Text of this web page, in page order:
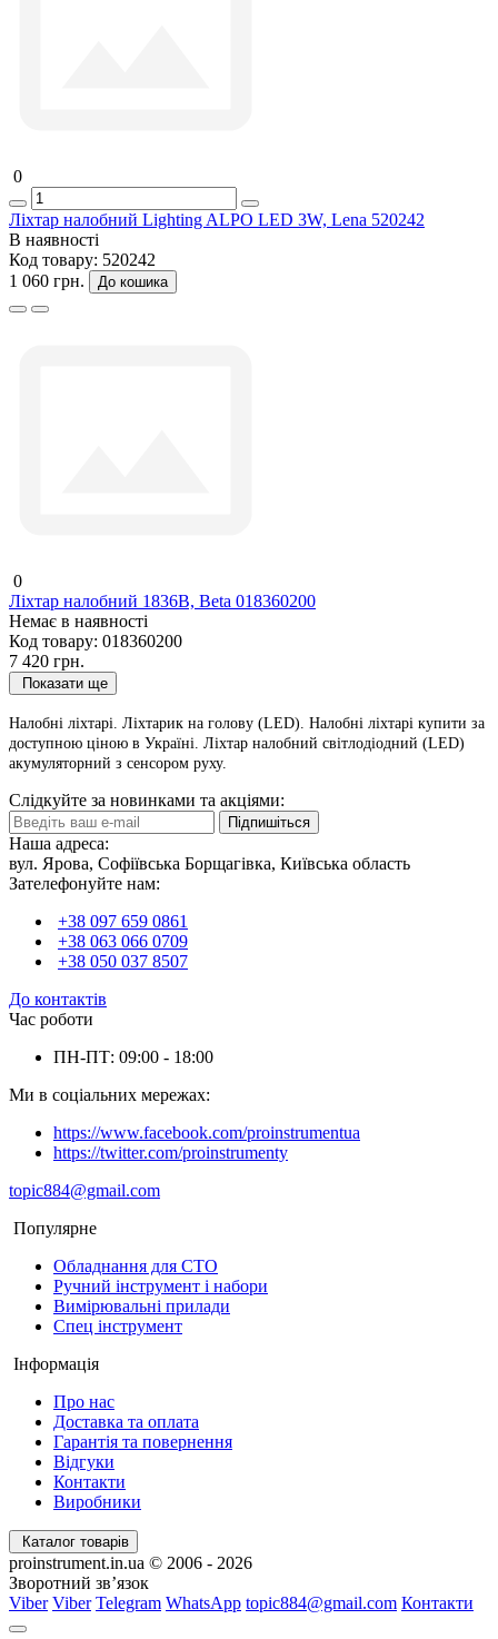
0
Ліхтар налобний Lighting ALPO LED 3W, Lena 520242
В наявності
Код товару: 520242
1 060 грн.
До кошика
0
Ліхтар налобний 1836B, Beta 018360200
Немає в наявності
Код товару: 018360200
7 420 грн.
Показати ще
Налобні ліхтарі. Ліхтарик на голову (LED). Налобні ліхтарі купити за
доступною ціною в Україні. Ліхтар налобний світлодіодний (LED)
акумуляторний з сенсором руху.
Слідкуйте за новинками та акціями:
Підпишіться
Наша адреса:
вул. Ярова, Софіївська Борщагівка, Київська область
Зателефонуйте нам:
+38 097 659 0861
+38 063 066 0709
+38 050 037 8507
До контактів
Час роботи
ПН-ПТ: 09:00 - 18:00
Ми в соціальних мережах:
https://www.facebook.com/proinstrumentua
https://twitter.com/proinstrumenty
topic884@gmail.com
Популярне
Обладнання для СТО
Ручний інструмент і набори
Вимірювальні прилади
Спец інструмент
Інформація
Про нас
Доставка та оплата
Гарантія та повернення
Відгуки
Контакти
Виробники
Каталог товарів
proinstrument.in.ua © 2006 - 2026
Зворотний зв’язок
Viber Viber Telegram WhatsApp topic884@gmail.com Контакти